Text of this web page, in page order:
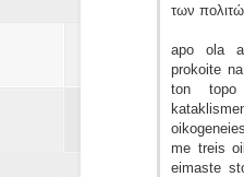
των
apo ola
prokoite
ton topo
me treis
eimaste